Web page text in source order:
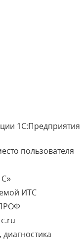
1С:Предприятия
пользователя
ИТС